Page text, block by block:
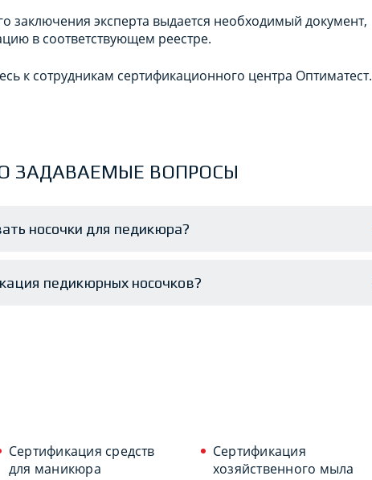
заключения эксперта выдается необходимый документ,
в соответствующем реестре.
к сотрудникам сертификационного центра Оптиматест.
ЗАДАВАЕМЫЕ ВОПРОСЫ
носочки для педикюра?
педикюрных носочков?
Сертификация средств
для маникюра
Сертификация
хозяйственного мыла